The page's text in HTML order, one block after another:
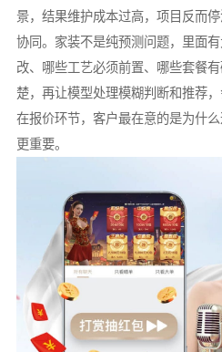
景，结果维护成本过高，项目反而
协同。家装不是纯预测问题，里面
改、哪些工艺必须前置、哪些套餐
楚，再让模型处理模糊判断和推荐
在报价环节，客户最在意的是为什
更重要。